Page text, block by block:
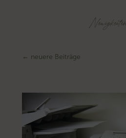
Neuigkeiten
← neuere Beiträge